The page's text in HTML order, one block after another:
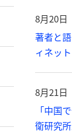
8月20日
著者と
ィネッ
8月21日
「中国
衛研究